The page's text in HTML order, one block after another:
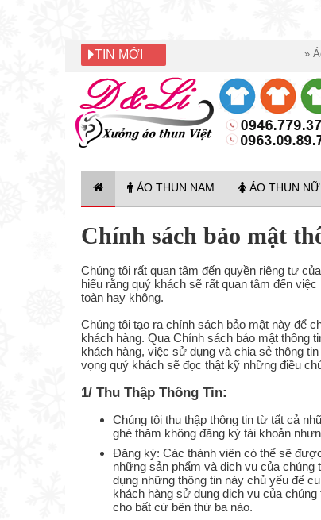
TIN MỚI Áo thun
ÁO THUN NAM ÁO THUN NỮ
Chính sách bảo mật
Chúng tôi rất quan tâm đến quyền riêng tư
hiểu rằng quý khách sẽ rất quan tâm đến
toàn hay không.
Chúng tôi tạo ra chính sách bảo mật này để
khách hàng. Qua Chính sách bảo mật thông
khách hàng, việc sử dụng và chia sẻ thông
vọng quý khách sẽ đọc thật kỹ những điều
1/ Thu Thập Thông Tin:
Chúng tôi thu thập thông tin từ tất cả
ghé thăm không đăng ký tài khoản
Đăng ký: Các thành viên có thể sẽ
những sản phẩm và dịch vụ của chúng
dụng những thông tin này chủ yếu để
khách hàng sử dụng dịch vụ của
cho bất cứ bên thứ ba nào.